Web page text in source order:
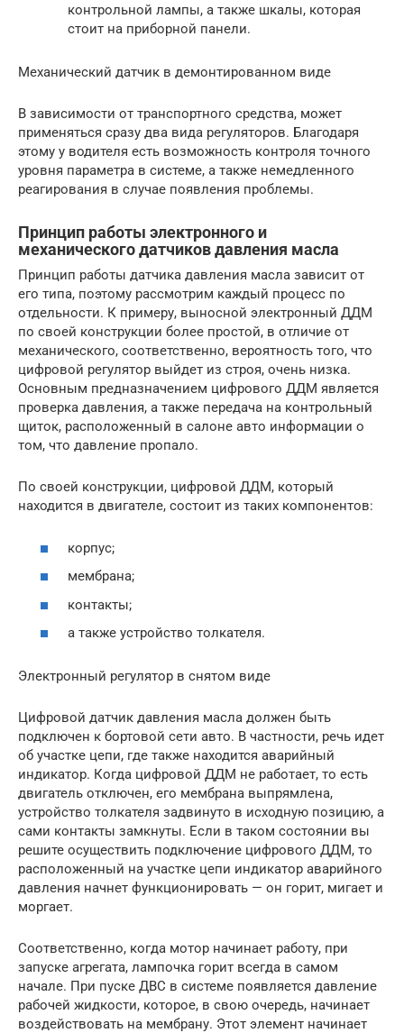
контрольной лампы, а также шкалы, которая
стоит на приборной панели.
Механический датчик в демонтированном виде
В зависимости от транспортного средства, может
применяться сразу два вида регуляторов. Благодаря
этому у водителя есть возможность контроля точного
уровня параметра в системе, а также немедленного
реагирования в случае появления проблемы.
Принцип работы электронного и
механического датчиков давления масла
Принцип работы датчика давления масла зависит от
его типа, поэтому рассмотрим каждый процесс по
отдельности. К примеру, выносной электронный ДДМ
по своей конструкции более простой, в отличие от
механического, соответственно, вероятность того, что
цифровой регулятор выйдет из строя, очень низка.
Основным предназначением цифрового ДДМ является
проверка давления, а также передача на контрольный
щиток, расположенный в салоне авто информации о
том, что давление пропало.
По своей конструкции, цифровой ДДМ, который
находится в двигателе, состоит из таких компонентов:
корпус;
мембрана;
контакты;
а также устройство толкателя.
Электронный регулятор в снятом виде
Цифровой датчик давления масла должен быть
подключен к бортовой сети авто. В частности, речь идет
об участке цепи, где также находится аварийный
индикатор. Когда цифровой ДДМ не работает, то есть
двигатель отключен, его мембрана выпрямлена,
устройство толкателя задвинуто в исходную позицию, а
сами контакты замкнуты. Если в таком состоянии вы
решите осуществить подключение цифрового ДДМ, то
расположенный на участке цепи индикатор аварийного
давления начнет функционировать — он горит, мигает и
моргает.
Соответственно, когда мотор начинает работу, при
запуске агрегата, лампочка горит всегда в самом
начале. При пуске ДВС в системе появляется давление
рабочей жидкости, которое, в свою очередь, начинает
воздействовать на мембрану. Этот элемент начинает